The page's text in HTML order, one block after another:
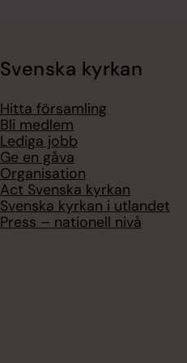
Svenska kyrkan
Hitta församling
Bli medlem
Lediga jobb
Ge en gåva
Organisation
Act Svenska kyrkan
Svenska kyrkan i utlandet
Press – nationell nivå